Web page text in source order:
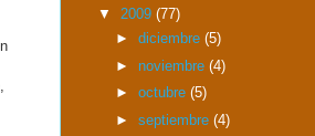
▼ 2009 (77)
► diciembre (5)
► noviembre (4)
► octubre (5)
► septiembre (4)